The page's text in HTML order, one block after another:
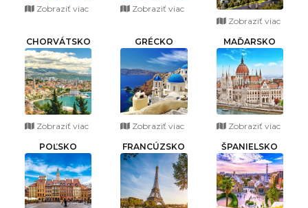
Zobraziť viac Zobraziť viac
Zobraziť viac
CHORVÁTSKO
Zobraziť viac
GRÉCKO
Zobraziť viac
MAĎARSKO
Zobraziť viac
POĽSKO FRANCÚZSKO ŠPANIELSKO